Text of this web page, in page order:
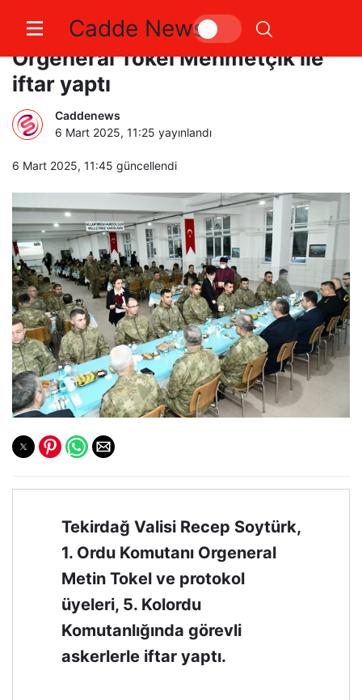
Cadde News
Vali Soytürk ve 1. Ordu Komutanı
Orgeneral Tokel Mehmetçik ile
iftar yaptı
Caddenews
6 Mart 2025, 11:25 yayınlandı
6 Mart 2025, 11:45 güncellendi
Tekirdağ Valisi Recep Soytürk,
1. Ordu Komutanı Orgeneral
Metin Tokel ve protokol
üyeleri, 5. Kolordu
Komutanlığında görevli
askerlerle iftar yaptı.